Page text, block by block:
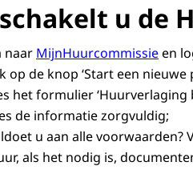
u de
MijnHuurcommissieen
de knop ‘Start een nieuwe
het formulier ‘Huurverlaging
de informatie zorgvuldig;
u aan alle voorwaarden?
als het nodig is,